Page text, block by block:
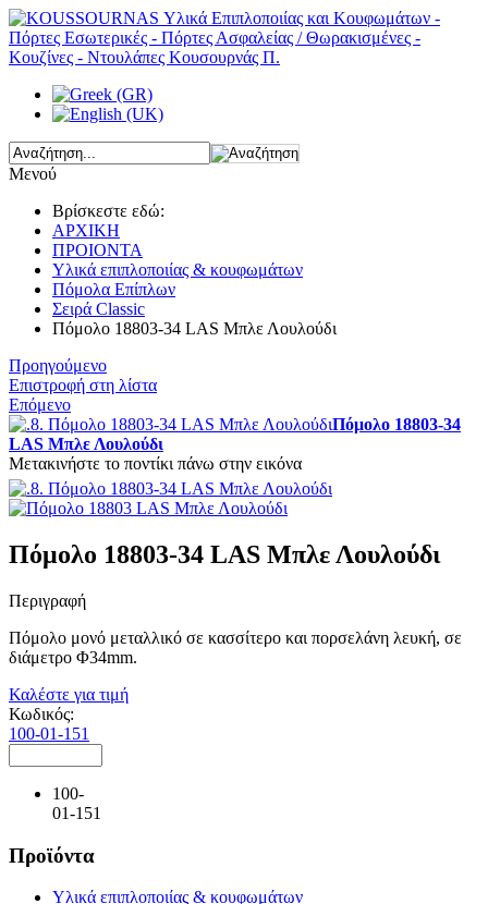
Μενού
Βρίσκεστε εδώ:
ΑΡΧΙΚΗ
ΠΡΟΙΟΝΤΑ
Υλικά επιπλοποιίας & κουφωμάτων
Πόμολα Επίπλων
Σειρά Classic
Πόμολο 18803-34 LAS Μπλε Λουλούδι
Προηγούμενο
Επιστροφή στη λίστα
Επόμενο
Πόμολο 18803-34
LAS Μπλε Λουλούδι
Μετακινήστε το ποντίκι πάνω στην εικόνα
Πόμολο 18803-34 LAS Μπλε Λουλούδι
Περιγραφή
Πόμολο μονό μεταλλικό σε κασσίτερο και πορσελάνη λευκή, σε
διάμετρο Φ34mm.
Καλέστε για τιμή
Κωδικός:
100-01-151
100-
01-151
Προϊόντα
Υλικά επιπλοποιίας & κουφωμάτων